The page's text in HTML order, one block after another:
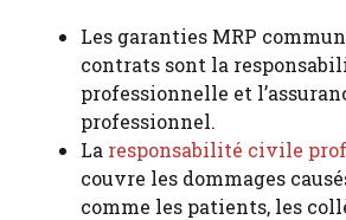
Les garanties MRP
contrats sont la
professionnelle et
professionnel.
La responsabilité civile
couvre les dommages
comme les patients, les